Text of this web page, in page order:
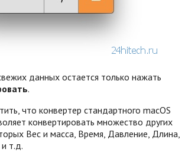
данных остается только нажать
.
что конвертер стандартного macOS
конвертировать множество других
Вес и масса, Время, Давление, Длина,
т.д.